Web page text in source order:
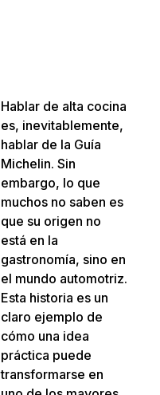
Hablar de alta cocina
es, inevitablemente,
hablar de la Guía
Michelin. Sin
embargo, lo que
muchos no saben es
que su origen no
está en la
gastronomía, sino en
el mundo automotriz.
Esta historia es un
claro ejemplo de
cómo una idea
práctica puede
transformarse en